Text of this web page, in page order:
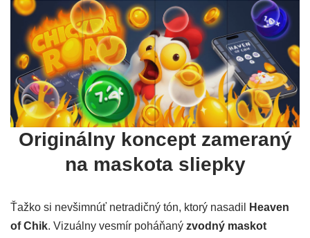
Originálny koncept zameraný
na maskota sliepky
Ťažko si nevšimnúť netradičný tón, ktorý nasadil
Heaven
of Chik. Vizuálny vesmír poháňaný zvodný maskot